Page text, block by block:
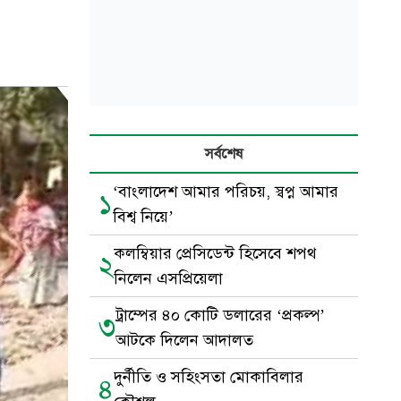
সর্বশেষ
১‘বাংলাদেশ আমার পরিচয়, স্বপ্ন আমার
বিশ্ব নিয়ে’
২কলম্বিয়ার প্রেসিডেন্ট হিসেবে শপথ
নিলেন এসপ্রিয়েলা
৩ট্রাম্পের ৪০ কোটি ডলারের ‘প্রকল্প’
আটকে দিলেন আদালত
৪দুর্নীতি ও সহিংসতা মোকাবিলার